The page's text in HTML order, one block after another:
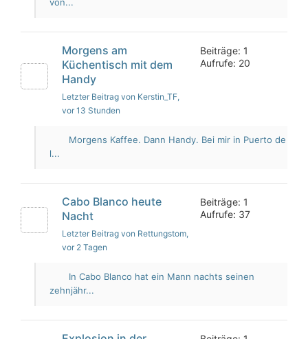
Morgens am
Küchentisch mit dem
Handy
Letzter Beitrag von Kerstin_TF,
vor 13 Stunden
Beiträge: 1
Aufrufe: 20
Morgens Kaffee. Dann Handy. Bei mir in Puerto de
l...
Cabo Blanco heute
Nacht
Letzter Beitrag von Rettungstom,
vor 2 Tagen
Beiträge: 1
Aufrufe: 37
In Cabo Blanco hat ein Mann nachts seinen
zehnjähr...